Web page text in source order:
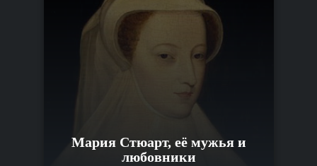
Мария Стюарт, её мужья и
любовники